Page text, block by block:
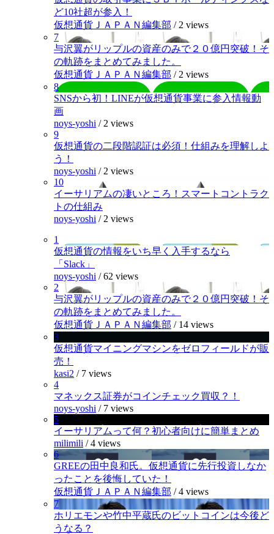
ど10社超が参入！
仮想通貨ＪＡＰＡＮ編集部 / 2 views
7
与沢翼がリップルの資産のみで２０億円突破！そ
の軌跡をまとめてみました。
仮想通貨ＪＡＰＡＮ編集部 / 2 views
8
SNSから初！LINEが仮想通貨事業に参入情報動
画
noys-yoshi / 2 views
9
仮想通貨の二段階認証は必須！仕組みを理解しよ
う！
noys-yoshi / 2 views
10
イーサリアムの凄いところ！スマートコントラク
トの仕組み
noys-yoshi / 2 views
1
仮想通貨の情報をいち早く入手するなら
「Slack」
noys-yoshi /62 views
2
与沢翼がリップルの資産のみで２０億円突破！そ
の軌跡をまとめてみました。
仮想通貨ＪＡＰＡＮ編集部 / 14 views
3
仮想通貨マイニングマシンをゼロフィールドが販
売！
kasi2 / 7 views
4
マネックス証券がコインチェック買収？！
noys-yoshi / 7 views
5
イーサリアムって何？初心者向けに簡単まとめ
milimili /4 views
6
GREEの田中良和氏。仮想通貨に先行投資しなか
ったことを後悔していた！
仮想通貨ＪＡＰＡＮ編集部 /4 views
7
ホリエモンや竹中平蔵氏のビットコインは今後ど
うなる？